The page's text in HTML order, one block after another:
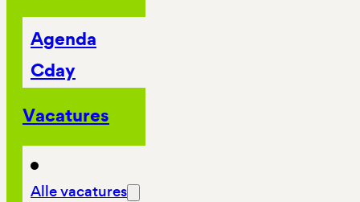
Agenda
Cday
Vacatures
Alle vacatures